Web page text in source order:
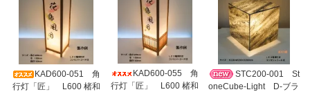
KAD600-051 角
行灯「匠」 L600 楮和
KAD600-055 角
行灯「匠」 L600 楮和
STC200-001 St
oneCube-Light D-ブラ